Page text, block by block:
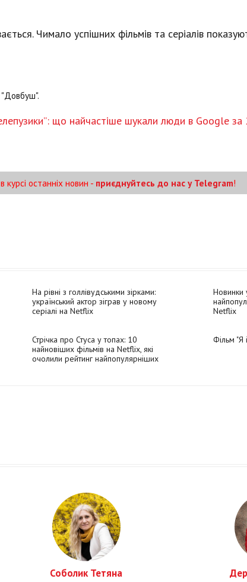
Чимало успішних фільмів та серіалів
що найчастіше шукали люди в Google за
останніх новин - приєднуйтесь до нас у Telegram!
На рівні з голлівудськими зірками:
український актор зіграв у новому
серіалі на Netflix
Новинки
Netflix
Стрічка про Стуса у топах: 10
найновіших фільмів на Netflix, які
очолили рейтинг найпопулярніших
Фільм "Я
Соболик Тетяна